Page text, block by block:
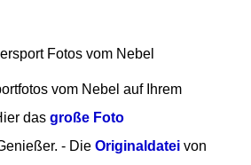
vom Nebel auf Ihrem
dasgroße Foto
- DieOriginaldatei von